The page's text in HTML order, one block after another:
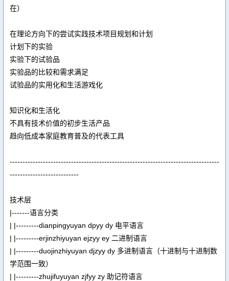
在）
在理论方向下的尝试实践技术项目规划和计划
计划下的实验
实验下的试验品
实验品的比较和需求满足
试验品的实用化和生活游戏化
知识化和生活化
不具有技术价值的初步生活产品
趋向低成本家庭教育普及的代表工具
----------------------------------------------------------------------------------
---------------------------
技术层
|-------语言分类
| |---------dianpingyuyan dpyy dy 电平语言
| |---------erjinzhiyuyan ejzyy ey 二进制语言
| |---------duojinzhiyuyan djzyy dy 多进制语言（十进制与十进制数
学范围一致）
| |---------zhujifuyuyan zjfyy zy 助记符语言